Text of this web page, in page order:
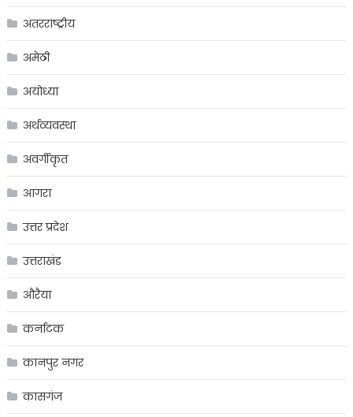
अंतरराष्ट्रीय
अमेठी
अयोध्या
अर्थव्यवस्था
अवर्गीकृत
आगरा
उत्तर प्रदेश
उत्तराखंड
औरैया
कर्नाटक
कानपुर नगर
कासगंज